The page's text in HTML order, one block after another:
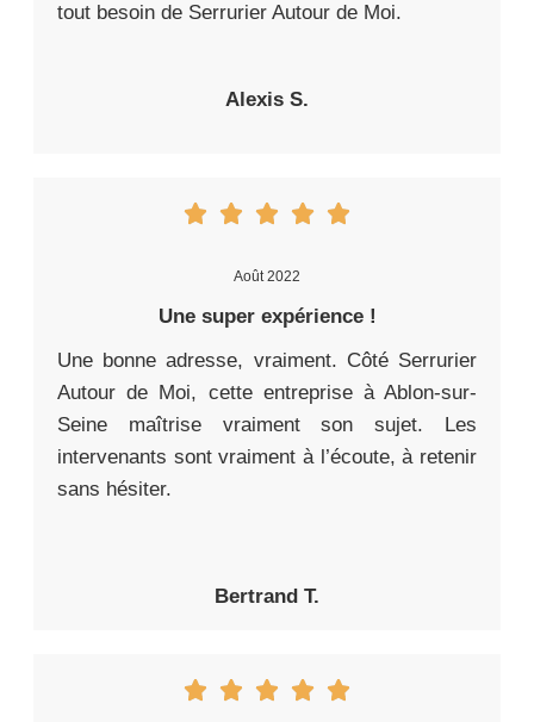
tout besoin de Serrurier Autour de Moi.
Alexis S.
Août 2022
Une super expérience !
Une bonne adresse, vraiment. Côté Serrurier
Autour de Moi, cette entreprise à Ablon-sur-
Seine maîtrise vraiment son sujet. Les
intervenants sont vraiment à l’écoute, à retenir
sans hésiter.
Bertrand T.